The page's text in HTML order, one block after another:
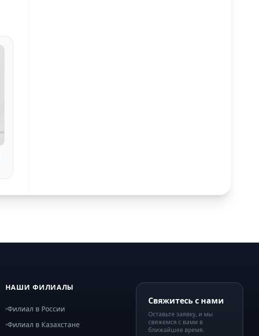
НАШИ ФИЛИАЛЫ
Филиал в России
Филиал в Казахстане
Свяжитесь с нами
Оставьте заявку, и мы
свяжемся с вами в
ближайшее время.